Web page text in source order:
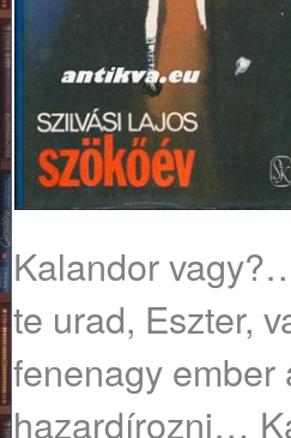
Kalandor
te urad, Eszter,
fenenagy ember
hazardírozni…